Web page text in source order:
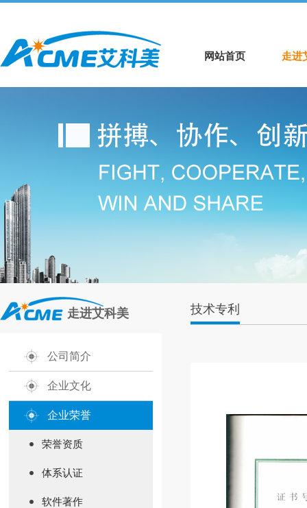
网站首页 走进
走进艾科美
公司简介
企业文化
企业荣誉
荣誉资质
体系认证
软件著作
技术专利